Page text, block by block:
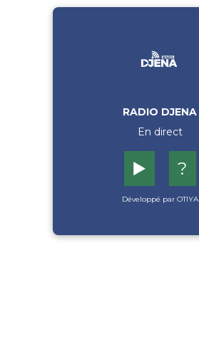
RADIO DJENA
En direct
▶️ ?
Développé par OTIYA